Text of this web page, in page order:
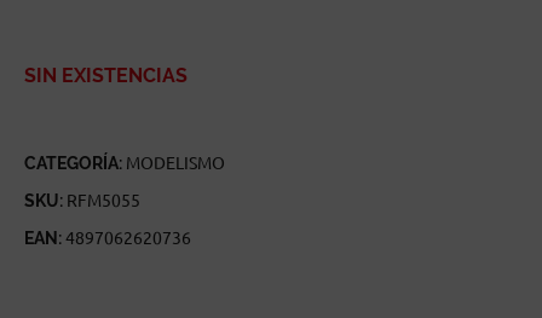
SIN EXISTENCIAS
CATEGORÍA: MODELISMO
SKU: RFM5055
EAN:4897062620736